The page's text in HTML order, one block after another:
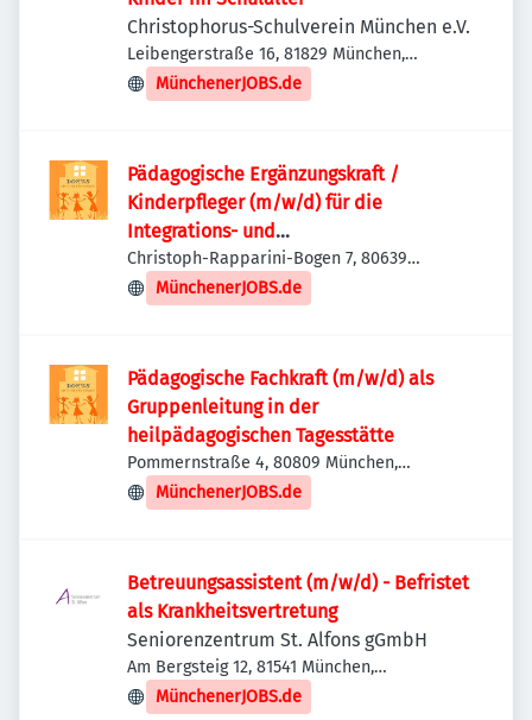
Christophorus-Schulverein München e.V.
Leibengerstraße 16, 81829 München,
Deutschland
MünchenerJOBS.de
Pädagogische Ergänzungskraft /
Kinderpfleger (m/w/d) für die
Integrations- und
Kooperationseinrichtung DOMUS e.V.
Christoph-Rapparini-Bogen 7, 80639
München, Deutschland
MünchenerJOBS.de
Pädagogische Fachkraft (m/w/d) als
Gruppenleitung in der
heilpädagogischen Tagesstätte
Pommernstraße 4, 80809 München,
Deutschland
MünchenerJOBS.de
Betreuungsassistent (m/w/d) - Befristet
als Krankheitsvertretung
Seniorenzentrum St. Alfons gGmbH
Am Bergsteig 12, 81541 München,
Deutschland
MünchenerJOBS.de